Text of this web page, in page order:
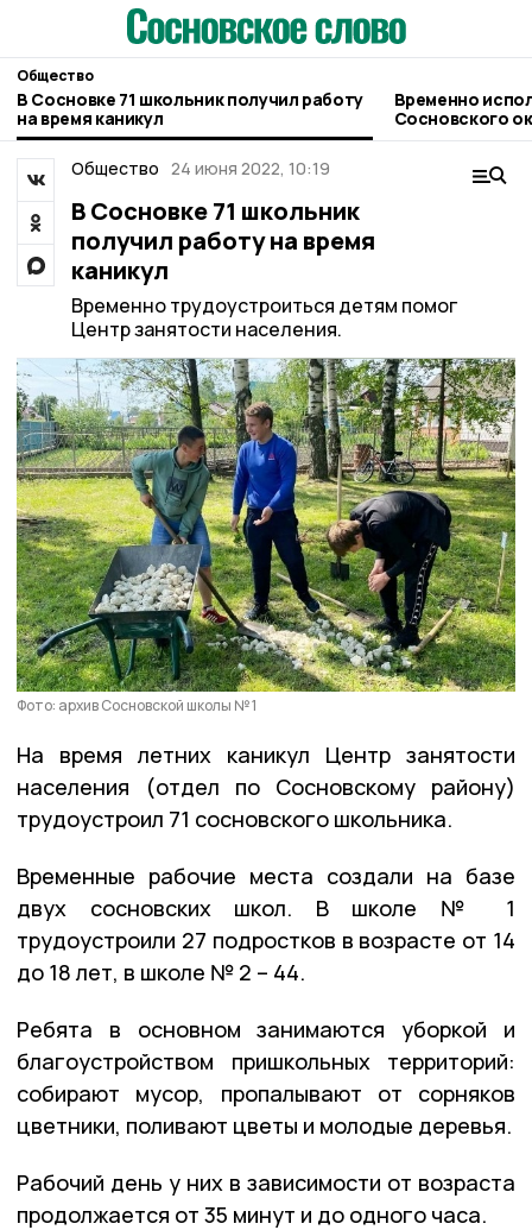
Общество
В Сосновке 71 школьник получил работу
на время каникул
Временно
Сосновского округа возложили на
Сергея Попова
Общество 24 июня 2022, 10:19
В Сосновке 71 школьник
получил работу на время
каникул
Временно трудоустроиться детям помог
Центр занятости населения.
Фото: архив Сосновской школы № 1
На время летних каникул Центр занятости
населения (отдел по Сосновскому району)
трудоустроил 71 сосновского школьника.
Временные рабочие места создали на базе
двух сосновских школ. В школе № 1
трудоустроили 27 подростков в возрасте от 14
до 18 лет, в школе № 2 – 44.
Ребята в основном занимаются уборкой и
благоустройством пришкольных территорий:
собирают мусор, пропалывают от сорняков
цветники, поливают цветы и молодые деревья.
Рабочий день у них в зависимости от возраста
продолжается от 35 минут и до одного часа.